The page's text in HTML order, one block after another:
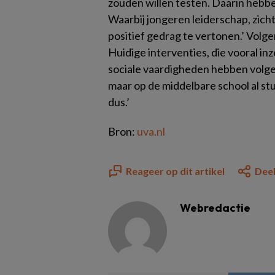
Waarbij jongeren leiderschap,
positief gedrag te vertonen.’
Huidige interventies, die vooral
sociale vaardigheden hebben
maar op de middelbare school al
dus.’
Bron: uva.nl
Reageer op dit artikel
Webredactie